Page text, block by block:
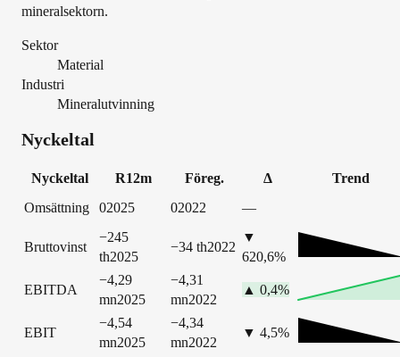
mineralsektorn.
Sektor
Material
Industri
Mineralutvinning
Nyckeltal
Nyckeltal R12m Föreg. Δ
Trend
Omsättning
02025 02022 —
Bruttovinst
−245
th2025
−34 th2022
▼
620,6%
EBITDA
−4,29
mn2025
−4,31
mn2022
▲ 0,4%
EBIT
−4,54
mn2025
−4,34
mn2022
▼ 4,5%